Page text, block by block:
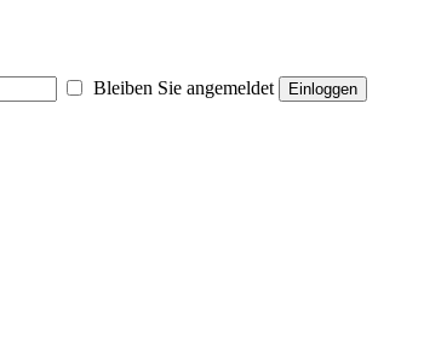
Bleiben Sie angemeldet Einloggen